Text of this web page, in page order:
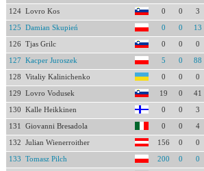
124 Lovro Kos 0 0 3
125 Damian Skupień 0 0 13
126 Tjas Grilc 0 0 0
127 Kacper Juroszek 5 0 88
128 Vitaliy Kalinichenko 0 0 0
129 Lovro Vodusek 19 0 41
130 Kalle Heikkinen 0 0 3
131 Giovanni Bresadola 0 0 4
132 Julian Wienerroither 156 0 0
133 Tomasz Pilch 200 0 0